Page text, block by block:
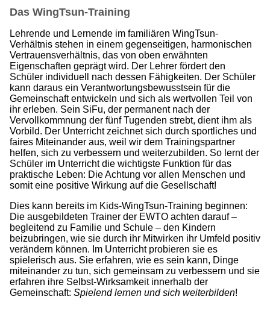
Das WingTsun-Training
Lehrende und Lernende im familiären WingTsun-
Verhältnis stehen in einem gegenseitigen, harmonischen
Vertrauensverhältnis, das von oben erwähnten
Eigenschaften geprägt wird. Der Lehrer fördert den
Schüler individuell nach dessen Fähigkeiten. Der Schüler
kann daraus ein Verantwortungsbewusstsein für die
Gemeinschaft entwickeln und sich als wertvollen Teil von
ihr erleben. Sein SiFu, der permanent nach der
Vervollkommnung der fünf Tugenden strebt, dient ihm als
Vorbild. Der Unterricht zeichnet sich durch sportliches und
faires Miteinander aus, weil wir dem Trainingspartner
helfen, sich zu verbessern und weiterzubilden. So lernt der
Schüler im Unterricht die wichtigste Funktion für das
praktische Leben: Die Achtung vor allen Menschen und
somit eine positive Wirkung auf die Gesellschaft!
Dies kann bereits im Kids-WingTsun-Training beginnen:
Die ausgebildeten Trainer der EWTO achten darauf –
begleitend zu Familie und Schule – den Kindern
beizubringen, wie sie durch ihr Mitwirken ihr Umfeld positiv
verändern können. Im Unterricht probieren sie es
spielerisch aus. Sie erfahren, wie es sein kann, Dinge
miteinander zu tun, sich gemeinsam zu verbessern und sie
erfahren ihre Selbst-Wirksamkeit innerhalb der
Gemeinschaft: Spielend lernen und sich weiterbilden!